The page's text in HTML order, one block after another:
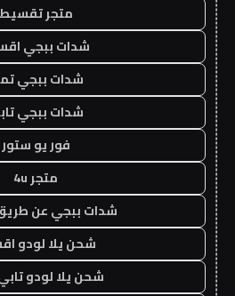
متجر تقسيط
شدات ببجي
شدات ببجي
شدات ببجي
فور يو ستور
متجر 4u
شدات ببجي عن
شحن يلا لودو
شحن يلا لودو